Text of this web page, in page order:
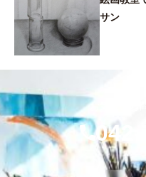
サン
お気軽にお
042-